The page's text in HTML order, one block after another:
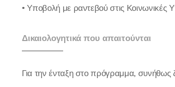
• Υποβολή με ραντεβού στις Κοινωνικές
Δικαιολογητικά που απαιτούνται
Για την ένταξη στο πρόγραμμα, συνήθως